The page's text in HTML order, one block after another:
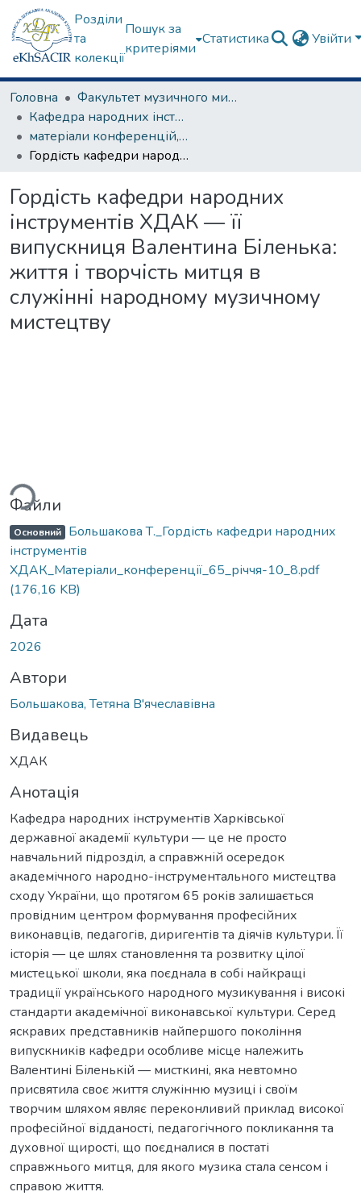
Розділи
та
колекції
Пошук за
критеріями
Статистика Увійти
Головна
Факультет музичного мистецтва
Кафедра народних інструментів
матеріали конференцій, семінарів, круглих столів та ін.
Гордість кафедри народних інструментів ХДАК — її випускниця Валентина Біленька: життя і творчість митця в служінні народному музичному мистецтву
Гордість кафедри народних
інструментів ХДАК — її
випускниця Валентина Біленька:
життя і творчість митця в
служінні народному музичному
мистецтву
Файли
Основний Большакова Т._Гордість кафедри народних
інструментів
ХДАК_Матеріали_конференції_65_річчя-10_8.pdf
(176,16 KB)
Дата
2026
Автори
Большакова, Тетяна В'ячеславівна
Видавець
ХДАК
Анотація
Кафедра народних інструментів Харківської
державної академії культури — це не просто
навчальний підрозділ, а справжній осередок
академічного народно-інструментального мистецтва
сходу України, що протягом 65 років залишається
провідним центром формування професійних
виконавців, педагогів, диригентів та діячів культури. Її
історія — це шлях становлення та розвитку цілої
мистецької школи, яка поєднала в собі найкращі
традиції українського народного музикування і високі
стандарти академічної виконавської культури. Серед
яскравих представників найпершого покоління
випускників кафедри особливе місце належить
Валентині Біленькій — мисткині, яка невтомно
присвятила своє життя служінню музиці і своїм
творчим шляхом являє переконливий приклад високої
професійної відданості, педагогічного покликання та
духовної щирості, що поєдналися в постаті
справжнього митця, для якого музика стала сенсом і
справою життя.